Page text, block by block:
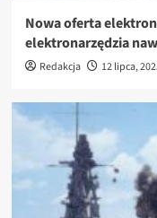
Nowa oferta
elektronarzędzia
Redakcja 12 lipca,